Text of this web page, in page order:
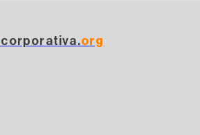
corporativa.org